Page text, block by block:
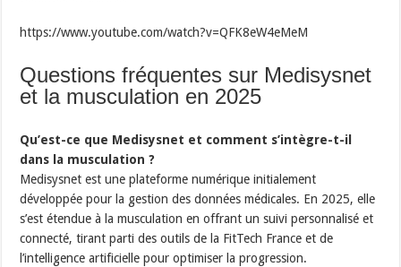
https://www.youtube.com/watch?v=QFK8eW4eMeM
Questions fréquentes sur Medisysnet
et la musculation en 2025
Qu’est-ce que Medisysnet et comment s’intègre-t-il
dans la musculation ?
Medisysnet est une plateforme numérique initialement
développée pour la gestion des données médicales. En 2025, elle
s’est étendue à la musculation en offrant un suivi personnalisé et
connecté, tirant parti des outils de la FitTech France et de
l’intelligence artificielle pour optimiser la progression.